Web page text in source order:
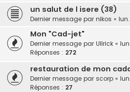
un salut de l isere (38)
Dernier message par nikos «
Mon "Cad-jet"
Dernier message par Ullrick «
Réponses : 272
restauration de mon
Dernier message par scorp «
Réponses : 27